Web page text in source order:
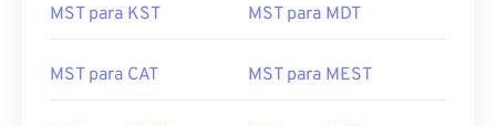
MST para KST MST para MDT
MST para CAT MST para MEST